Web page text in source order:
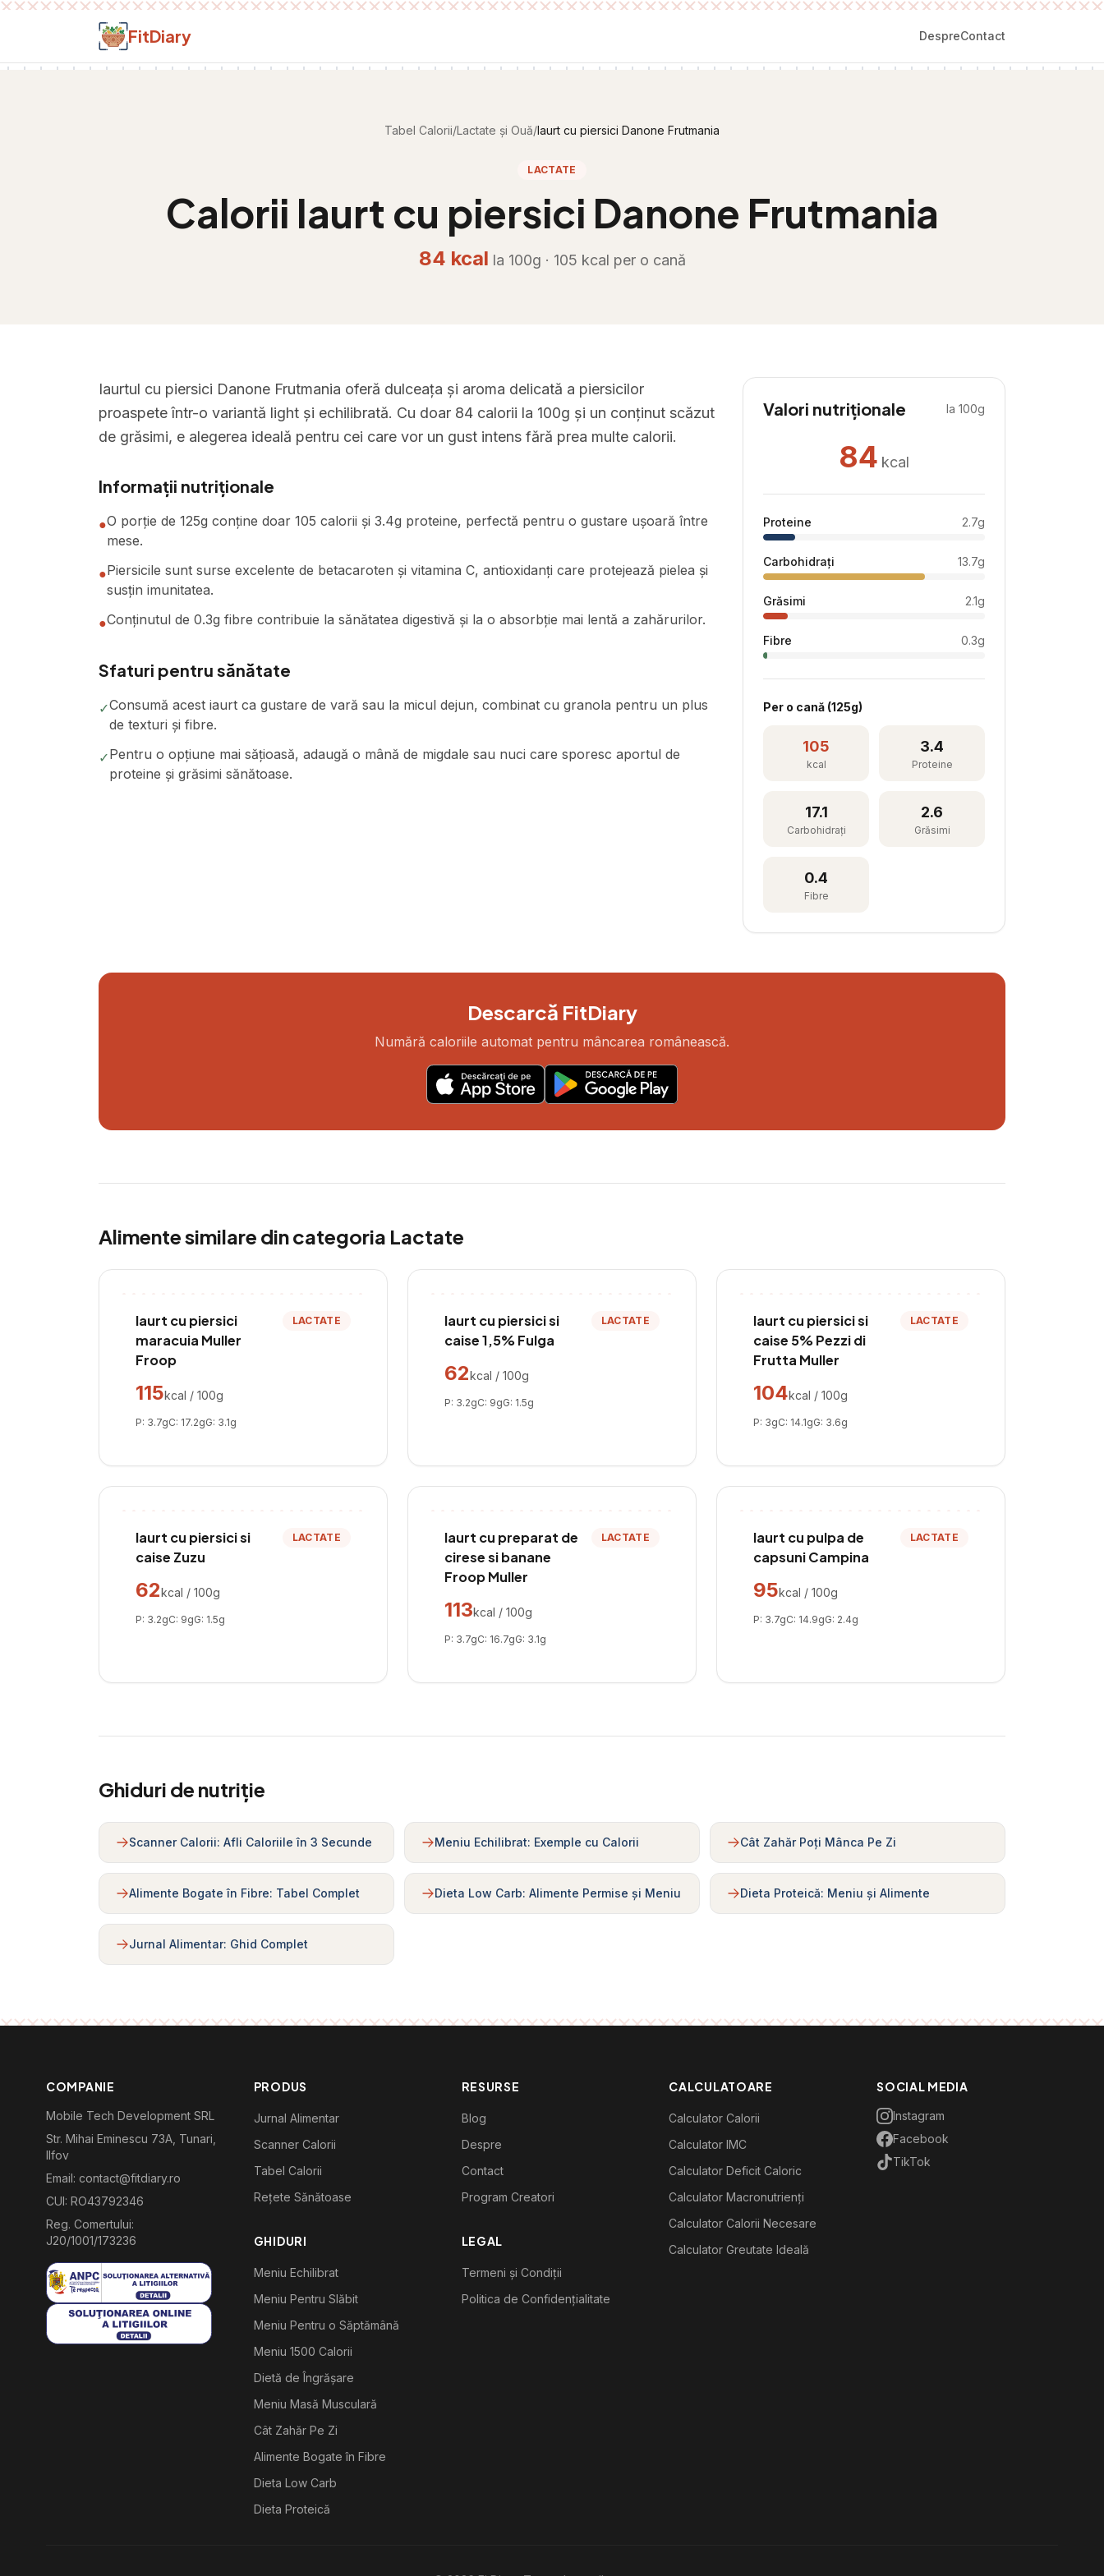
Salt la conținut
FitDiary DespreContact
Tabel Calorii/Lactate și Ouă/Iaurt cu piersici Danone Frutmania
LACTATE
Calorii Iaurt cu piersici Danone Frutmania
84 kcal la 100g · 105 kcal per o cană
Iaurtul cu piersici Danone Frutmania oferă dulceața și aroma delicată a piersicilor
proaspete într-o variantă light și echilibrată. Cu doar 84 calorii la 100g și un conținut scăzut
de grăsimi, e alegerea ideală pentru cei care vor un gust intens fără prea multe calorii.
Informații nutriționale
●O porție de 125g conține doar 105 calorii și 3.4g proteine, perfectă pentru o gustare ușoară între
mese.
●Piersicile sunt surse excelente de betacaroten și vitamina C, antioxidanți care protejează pielea și
susțin imunitatea.
●Conținutul de 0.3g fibre contribuie la sănătatea digestivă și la o absorbție mai lentă a zahărurilor.
Sfaturi pentru sănătate
✓Consumă acest iaurt ca gustare de vară sau la micul dejun, combinat cu granola pentru un plus
de texturi și fibre.
✓Pentru o opțiune mai săţioasă, adaugă o mână de migdale sau nuci care sporesc aportul de
proteine și grăsimi sănătoase.
Valori nutriționale la 100g
84 kcal
Proteine 2.7g
Carbohidrați 13.7g
Grăsimi 2.1g
Fibre 0.3g
Per o cană (125g)
105
kcal
3.4
Proteine
17.1
Carbohidrați
2.6
Grăsimi
0.4
Fibre
Descarcă FitDiary
Numără caloriile automat pentru mâncarea românească.
Alimente similare din categoria Lactate
Iaurt cu piersici
maracuia Muller
Froop
LACTATE
115kcal / 100g
P: 3.7gC: 17.2gG: 3.1g
Iaurt cu piersici si
caise 1,5% Fulga
LACTATE
62kcal / 100g
P: 3.2gC: 9gG: 1.5g
Iaurt cu piersici si
caise 5% Pezzi di
Frutta Muller
LACTATE
104kcal / 100g
P: 3gC: 14.1gG: 3.6g
Iaurt cu piersici si
caise Zuzu
LACTATE
62kcal / 100g
P: 3.2gC: 9gG: 1.5g
Iaurt cu preparat de
cirese si banane
Froop Muller
LACTATE
113kcal / 100g
P: 3.7gC: 16.7gG: 3.1g
Iaurt cu pulpa de
capsuni Campina
LACTATE
95kcal / 100g
P: 3.7gC: 14.9gG: 2.4g
Ghiduri de nutriție
Scanner Calorii: Afli Caloriile în 3 Secunde Meniu Echilibrat: Exemple cu Calorii Cât Zahăr Poți Mânca Pe Zi
Alimente Bogate în Fibre: Tabel Complet Dieta Low Carb: Alimente Permise și Meniu Dieta Proteică: Meniu și Alimente
Jurnal Alimentar: Ghid Complet
COMPANIE
Mobile Tech Development SRL
Str. Mihai Eminescu 73A, Tunari,
Ilfov
Email: contact@fitdiary.ro
CUI: RO43792346
Reg. Comertului:
J20/1001/173236
PRODUS
Jurnal Alimentar
Scanner Calorii
Tabel Calorii
Rețete Sănătoase
GHIDURI
Meniu Echilibrat
Meniu Pentru Slăbit
Meniu Pentru o Săptămână
Meniu 1500 Calorii
Dietă de Îngrășare
Meniu Masă Musculară
Cât Zahăr Pe Zi
Alimente Bogate în Fibre
Dieta Low Carb
Dieta Proteică
RESURSE
Blog
Despre
Contact
Program Creatori
LEGAL
Termeni și Condiții
Politica de Confidențialitate
CALCULATOARE
Calculator Calorii
Calculator IMC
Calculator Deficit Caloric
Calculator Macronutrienți
Calculator Calorii Necesare
Calculator Greutate Ideală
SOCIAL MEDIA
Instagram
Facebook
TikTok